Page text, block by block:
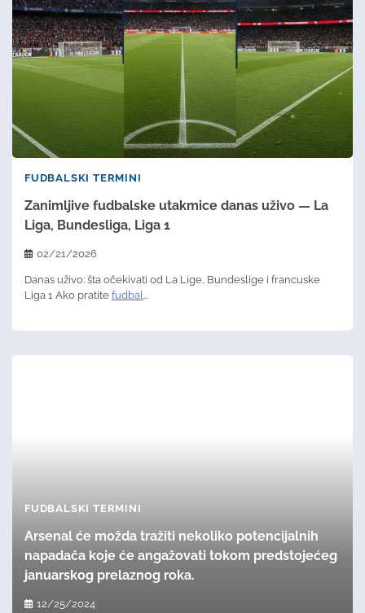
FUDBALSKI TERMINI
Zanimljive fudbalske utakmice danas uživo — La
Liga, Bundesliga, Liga 1
02/21/2026
Danas uživo: šta očekivati od La Lige, Bundeslige i francuske
Liga 1 Ako pratite fudbal …
FUDBALSKI TERMINI
Arsenal će možda tražiti nekoliko potencijalnih
napadača koje će angažovati tokom predstojećeg
januarskog prelaznog roka.
12/25/2024